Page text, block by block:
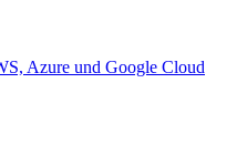
Azure und Google Cloud